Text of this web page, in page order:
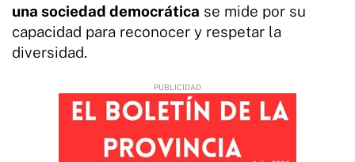
una sociedad democrática se mide por su
capacidad para reconocer y respetar la
diversidad.